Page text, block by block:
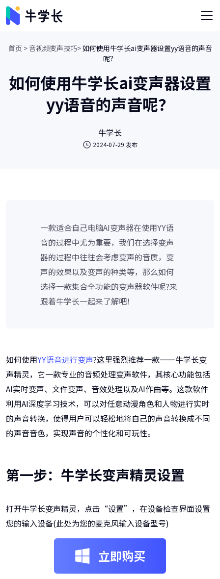
首页 >音视频变声技巧>如何使用牛学长ai变声器设置yy语音的声音
呢？
如何使用牛学长ai变声器设置
yy语音的声音呢？
牛学长
2024-07-29 发布
一款适合自己电脑AI变声器在使用YY语
音的过程中尤为重要，我们在选择变声
器的过程中往往会考虑变声的音质，变
声的效果以及变声的种类等，那么如何
选择一款集合全功能的变声器软件呢?来
跟着牛学长一起来了解吧!
如何使用YY语音进行变声?这里强烈推荐一款——牛学长变
声精灵，它一款专业的音频处理变声软件，其核心功能包括
AI实时变声、文件变声、音效处理以及AI作曲等。这款软件
利用AI深度学习技术，可以对任意动漫角色和人物进行实时
的声音转换，使得用户可以轻松地将自己的声音转换成不同
的声音音色，实现声音的个性化和可玩性。
第一步：牛学长变声精灵设置
打开牛学长变声精灵，点击“设置”，在设备检查界面设置
您的输入设备(此处为您的麦克风输入设备型号)
立即购买